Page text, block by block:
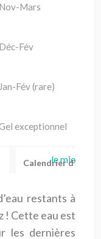
Calendrier
Nov-Mars
Déc-Fév
Jan-Fév (rare)
exceptionnel
restants à
! Cette eau est
les dernières